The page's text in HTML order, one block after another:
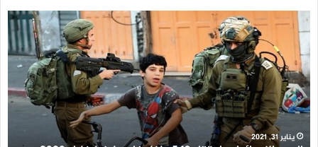
العدو
الإسرائيلي
اعتقل
543
طفلا
فلسطينيا
خلال
2020
يناير 31, 2021